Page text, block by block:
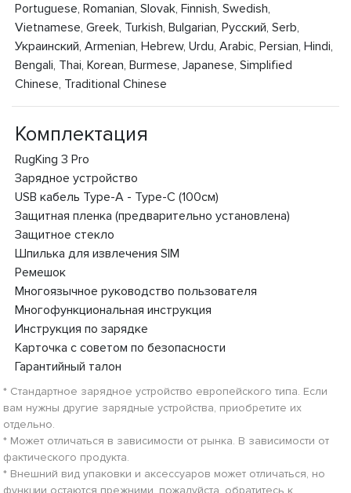
Portuguese, Romanian, Slovak, Finnish, Swedish,
Vietnamese, Greek, Turkish, Bulgarian, Русский, Serb,
Украинский, Armenian, Hebrew, Urdu, Arabic, Persian, Hindi,
Bengali, Thai, Korean, Burmese, Japanese, Simplified
Chinese, Traditional Chinese
Комплектация
RugKing 3 Pro
Зарядное устройство
USB кабель Type-A - Type-C (100см)
Защитная пленка (предварительно установлена)
Защитное стекло
Шпилька для извлечения SIM
Ремешок
Многоязычное руководство пользователя
Многофункциональная инструкция
Инструкция по зарядке
Карточка с советом по безопасности
Гарантийный талон
* Стандартное зарядное устройство европейского типа. Если
вам нужны другие зарядные устройства, приобретите их
отдельно.
* Может отличаться в зависимости от рынка. В зависимости от
фактического продукта.
* Внешний вид упаковки и аксессуаров может отличаться, но
функции остаются прежними, пожалуйста, обратитесь к